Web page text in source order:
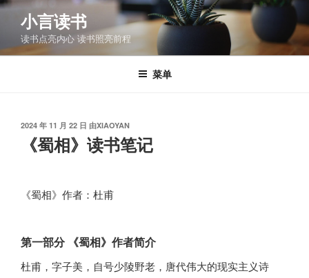
跳
容
小言读书
读书点亮内心 读书照亮前程
菜单
发
2024 年 11 月 22 日 由XIAOYAN
《蜀相》读书笔记
《蜀相》作者：杜甫
第一部分 《蜀相》作者简介
杜甫，字子美，自号少陵野老，唐代伟大的现实主义诗